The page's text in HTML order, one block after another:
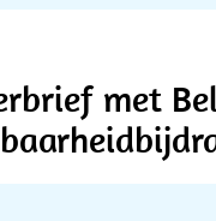
met